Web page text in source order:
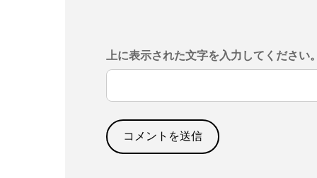
上に表示された文字を入力してください